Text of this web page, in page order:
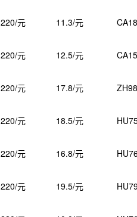
220/元 11.3/元
220/元 12.5/元
220/元 17.8/元
220/元 18.5/元
220/元 16.8/元
220/元 19.5/元